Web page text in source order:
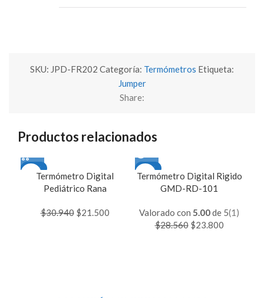
SKU: JPD-FR202 Categoría: Termómetros Etiqueta:
Jumper
Share:
Productos relacionados
-31%
Termómetro Digital
Pediátrico Rana
$30.940 El
$21.500
-17%
AGOTADO
Termómetro Digital Rigido
GMD-RD-101
Valorado con 5.00de 5(1)
$28.560 El
$23.800